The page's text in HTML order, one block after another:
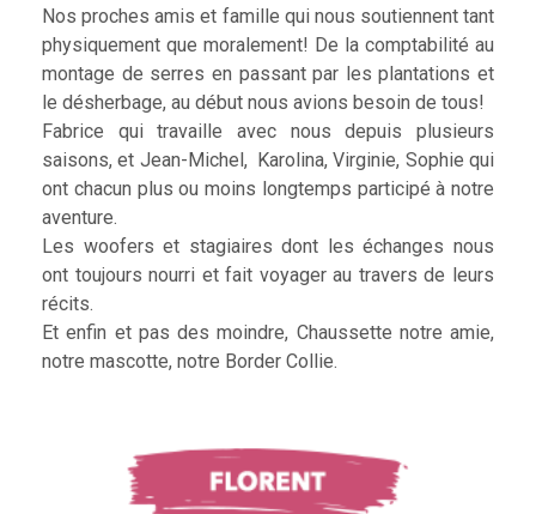
Nos proches amis et famille qui nous soutiennent tant
physiquement que moralement! De la comptabilité au
montage de serres en passant par les plantations et
le désherbage, au début nous avions besoin de tous!
Fabrice qui travaille avec nous depuis plusieurs
saisons, et Jean-Michel, Karolina, Virginie, Sophie qui
ont chacun plus ou moins longtemps participé à notre
aventure.
Les woofers et stagiaires dont les échanges nous
ont toujours nourri et fait voyager au travers de leurs
récits.
Et enfin et pas des moindre, Chaussette notre amie,
notre mascotte, notre Border Collie.